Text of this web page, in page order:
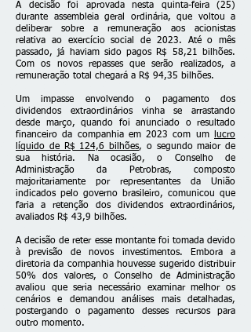
A decisão foi aprovada nesta quinta-feira (25)
durante assembleia geral ordinária, que voltou a
deliberar sobre a remuneração aos acionistas
relativa ao exercício social de 2023. Até o mês
passado, já haviam sido pagos R$ 58,21 bilhões.
Com os novos repasses que serão realizados, a
remuneração total chegará a R$ 94,35 bilhões.
Um impasse envolvendo o pagamento dos
dividendos extraordinários vinha se arrastando
desde março, quando foi anunciado o resultado
financeiro da companhia em 2023 com um
lucro
líquido de R$ 124,6 bilhões, o segundo maior de
sua história. Na ocasião, o Conselho de
Administração da Petrobras, composto
majoritariamente por representantes da União
indicados pelo governo brasileiro, comunicou que
faria a retenção dos dividendos extraordinários,
avaliados R$ 43,9 bilhões.
A decisão de reter esse montante foi tomada devido
à previsão de novos investimentos. Embora a
diretoria da companhia houvesse sugerido distribuir
50% dos valores, o Conselho de Administração
avaliou que seria necessário examinar melhor os
cenários e demandou análises mais detalhadas,
postergando o pagamento desses recursos para
outro momento.